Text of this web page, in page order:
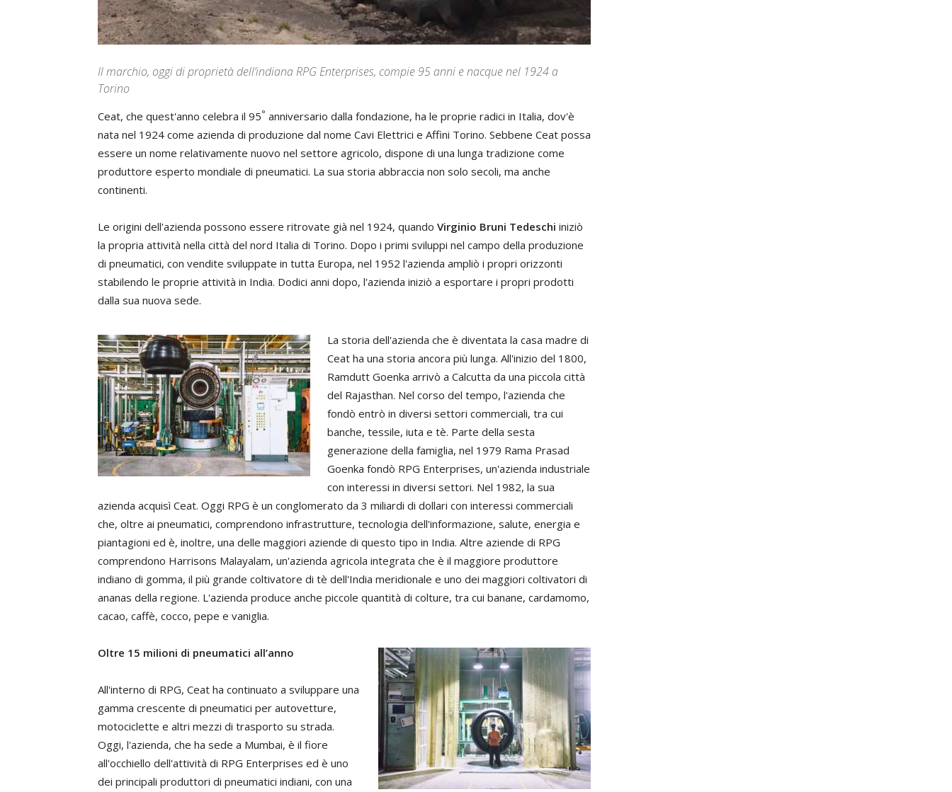
Il marchio, oggi di proprietà dell’indiana RPG Enterprises, compie 95 anni e nacque nel 1924 a
Torino
Ceat, che quest'anno celebra il 95° anniversario dalla fondazione, ha le proprie radici in Italia, dov'è
nata nel 1924 come azienda di produzione dal nome Cavi Elettrici e Affini Torino. Sebbene Ceat possa
essere un nome relativamente nuovo nel settore agricolo, dispone di una lunga tradizione come
produttore esperto mondiale di pneumatici. La sua storia abbraccia non solo secoli, ma anche
continenti.
Le origini dell'azienda possono essere ritrovate già nel 1924, quando Virginio Bruni Tedeschi iniziò
la propria attività nella città del nord Italia di Torino. Dopo i primi sviluppi nel campo della produzione
di pneumatici, con vendite sviluppate in tutta Europa, nel 1952 l'azienda ampliò i propri orizzonti
stabilendo le proprie attività in India. Dodici anni dopo, l'azienda iniziò a esportare i propri prodotti
dalla sua nuova sede.
La storia dell'azienda che è diventata la casa madre di
Ceat ha una storia ancora più lunga. All'inizio del 1800,
Ramdutt Goenka arrivò a Calcutta da una piccola città
del Rajasthan. Nel corso del tempo, l'azienda che
fondò entrò in diversi settori commerciali, tra cui
banche, tessile, iuta e tè. Parte della sesta
generazione della famiglia, nel 1979 Rama Prasad
Goenka fondò RPG Enterprises, un'azienda industriale
con interessi in diversi settori. Nel 1982, la sua
azienda acquisì Ceat. Oggi RPG è un conglomerato da 3 miliardi di dollari con interessi commerciali
che, oltre ai pneumatici, comprendono infrastrutture, tecnologia dell'informazione, salute, energia e
piantagioni ed è, inoltre, una delle maggiori aziende di questo tipo in India. Altre aziende di RPG
comprendono Harrisons Malayalam, un'azienda agricola integrata che è il maggiore produttore
indiano di gomma, il più grande coltivatore di tè dell'India meridionale e uno dei maggiori coltivatori di
ananas della regione. L'azienda produce anche piccole quantità di colture, tra cui banane, cardamomo,
cacao, caffè, cocco, pepe e vaniglia.
Oltre 15 milioni di pneumatici all’anno
All'interno di RPG, Ceat ha continuato a sviluppare una
gamma crescente di pneumatici per autovetture,
motociclette e altri mezzi di trasporto su strada.
Oggi, l'azienda, che ha sede a Mumbai, è il fiore
all'occhiello dell'attività di RPG Enterprises ed è uno
dei principali produttori di pneumatici indiani, con una